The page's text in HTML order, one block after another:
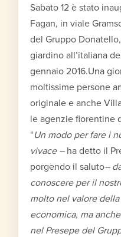
Sabato 12 è stato
Fagan, in viale
del Gruppo
giardino all’italiana
gennaio 2016.Una
moltissime persone
originale e anche
le agenzie fiorentine
“Un modo per fare i
vivace – ha detto il
porgendo il saluto–
conoscere per il
molto nel valore
economica, ma
nel Presepe del